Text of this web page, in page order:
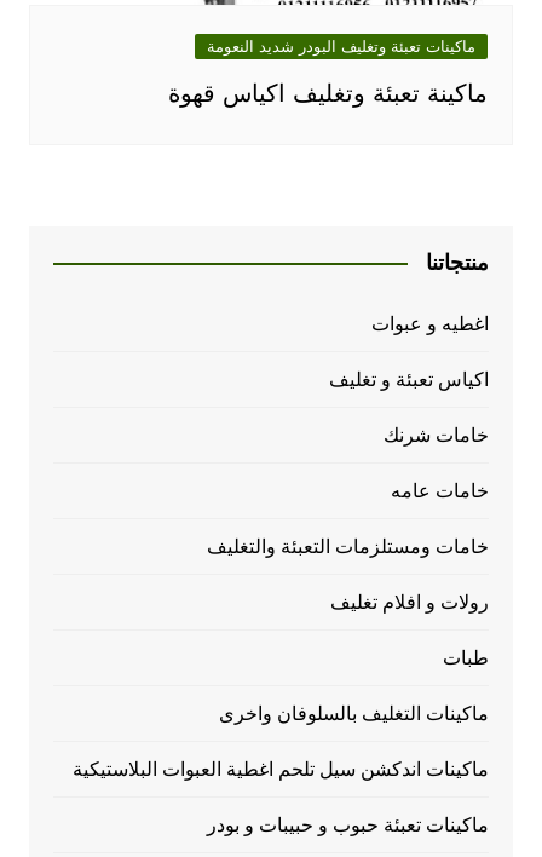
ماكينات تعبئة وتغليف البودر شديد النعومة
ماكينة تعبئة وتغليف اكياس قهوة
منتجاتنا
اغطيه و عبوات
اكياس تعبئة و تغليف
خامات شرنك
خامات عامه
خامات ومستلزمات التعبئة والتغليف
رولات و افلام تغليف
طبات
ماكينات التغليف بالسلوفان واخرى
ماكينات اندكشن سيل تلحم اغطية العبوات البلاستيكية
ماكينات تعبئة حبوب و حبيبات و بودر